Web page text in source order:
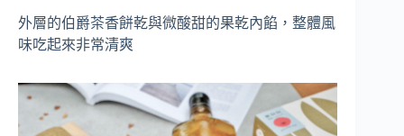
外層的伯爵茶香餅乾與微酸甜的果乾內餡， 整體風
味吃起來非常清爽